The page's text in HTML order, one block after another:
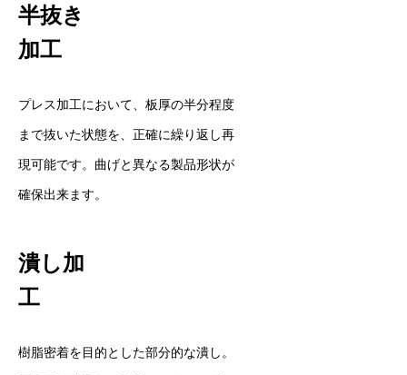
会社概要
事業案内
精密部品の紹介
リクルート
半抜き
加工
プレス加工において、板厚の半分程度
まで抜いた状態を、正確に繰り返し再
現可能です。曲げと異なる製品形状が
確保出来ます。
潰し加
工
樹脂密着を目的とした部分的な潰し。